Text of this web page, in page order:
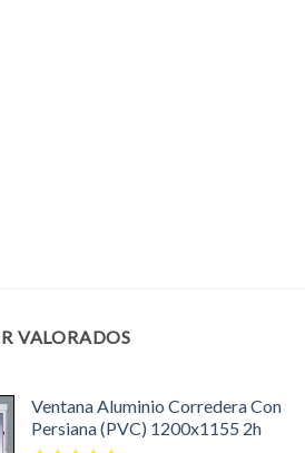
VALORADOS
Ventana Aluminio Corredera Con
Persiana (PVC) 1200x1155 2h